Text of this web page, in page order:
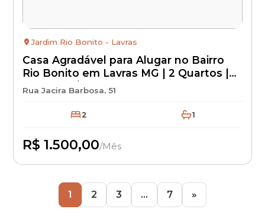
Jardim Rio Bonito - Lavras
Casa Agradável para Alugar no Bairro
Rio Bonito em Lavras MG | 2 Quartos |
Aluguel R$ 1.500 + IPTU + Seguro
Rua Jacira Barbosa, 51
2 1
R$ 1.500,00/Mês
1 2 3 … 7 »